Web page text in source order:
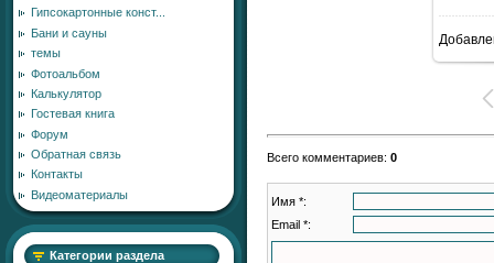
Гипсокартонные конст...
Бани и сауны
темы
Фотоальбом
Калькулятор
Гостевая книга
Форум
Обратная связь
Контакты
Видеоматериалы
Категории раздела
Всего комментариев: 0
Имя *:
Email *: